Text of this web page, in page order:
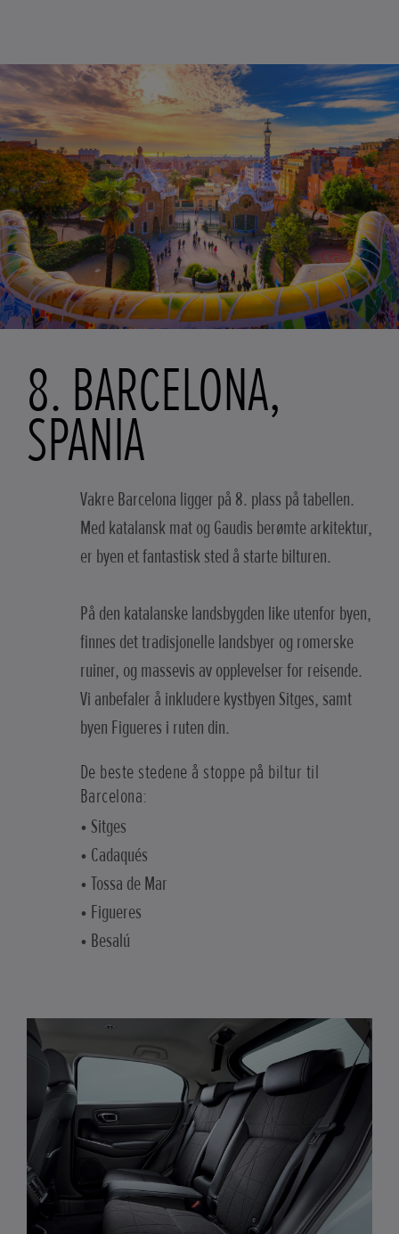
8. BARCELONA,
SPANIA
Vakre Barcelona ligger på 8. plass på tabellen.
Med katalansk mat og Gaudis berømte arkitektur,
er byen et fantastisk sted å starte bilturen.
På den katalanske landsbygden like utenfor byen,
finnes det tradisjonelle landsbyer og romerske
ruiner, og massevis av opplevelser for reisende.
Vi anbefaler å inkludere kystbyen Sitges, samt
byen Figueres i ruten din.
De beste stedene å stoppe på biltur til
Barcelona:
• Sitges
• Cadaqués
• Tossa de Mar
• Figueres
• Besalú